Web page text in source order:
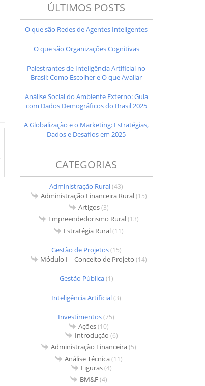
ÚLTIMOS POSTS
O que são Redes de Agentes Inteligentes
O que são Organizações Cognitivas
Palestrantes de Inteligência Artificial no
Brasil: Como Escolher e O que Avaliar
Análise Social do Ambiente Externo: Guia
com Dados Demográficos do Brasil 2025
A Globalização e o Marketing: Estratégias,
Dados e Desafios em 2025
CATEGORIAS
Administração Rural(43)
Administração Financeira Rural(15)
Artigos(3)
Empreendedorismo Rural(13)
Estratégia Rural(11)
Gestão de Projetos(15)
Módulo I – Conceito de Projeto (14)
Gestão Pública(1)
Inteligência Artificial(3)
Investimentos(75)
Ações(10)
Introdução (6)
Administração Financeira(5)
Análise Técnica(11)
Figuras(4)
BM&F(4)